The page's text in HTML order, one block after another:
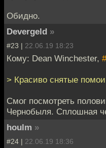
Обидно.
Devergeld »
#23 | 22.06.19 18:23
Кому: Dean Winchester,
> Красиво снятые
Смог посмотреть
Чернобыля. Сплошная
houlm »
#24 | 22.06.19 18:36